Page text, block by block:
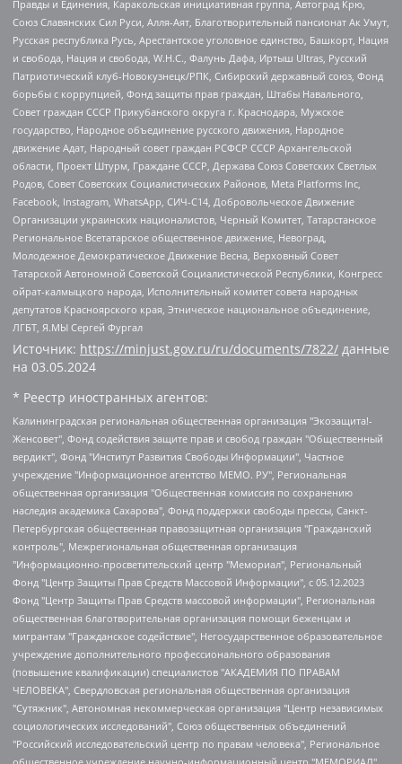
Правды и Единения, Каракольская инициативная группа, Автоград Крю,
Союз Славянских Сил Руси, Алля-Аят, Благотворительный пансионат Ак Умут,
Русская республика Русь, Арестантское уголовное единство, Башкорт, Нация
и свобода, Нация и свобода, W.H.С., Фалунь Дафа, Иртыш Ultras, Русский
Патриотический клуб-Новокузнецк/РПК, Сибирский державный союз, Фонд
борьбы с коррупцией, Фонд защиты прав граждан, Штабы Навального,
Совет граждан СССР Прикубанского округа г. Краснодара, Мужское
государство, Народное объединение русского движения, Народное
движение Адат, Народный совет граждан РСФСР СССР Архангельской
области, Проект Штурм, Граждане СССР, Держава Союз Советских Светлых
Родов, Совет Советских Социалистических Районов, Meta Platforms Inc,
Facebook, Instagram, WhatsApp, СИЧ-С14, Добровольческое Движение
Организации украинских националистов, Черный Комитет, Татарстанское
Региональное Всетатарское общественное движение, Невоград,
Молодежное Демократическое Движение Весна, Верховный Совет
Татарской Автономной Советской Социалистической Республики, Конгресс
ойрат-калмыцкого народа, Исполнительный комитет совета народных
депутатов Красноярского края, Этническое национальное объединение,
ЛГБТ, Я.МЫ Сергей Фургал
Источник: https://minjust.gov.ru/ru/documents/7822/ данные
на 03.05.2024
* Реестр иностранных агентов:
Калининградская региональная общественная организация "Экозащита!-Женсовет", Фонд содействия защите прав и свобод граждан "Общественный вердикт", Фонд "Институт Развития Свободы Информации", Частное учреждение "Информационное агентство МЕМО. РУ", Региональная общественная организация "Общественная комиссия по сохранению наследия академика Сахарова", Фонд поддержки свободы прессы, Санкт-Петербургская общественная правозащитная организация "Гражданский контроль", Межрегиональная общественная организация "Информационно-просветительский центр "Мемориал", Региональный Фонд "Центр Защиты Прав Средств Массовой Информации", с 05.12.2023 Фонд "Центр Защиты Прав Средств массовой информации", Региональная общественная благотворительная организация помощи беженцам и мигрантам "Гражданское содействие", Негосударственное образовательное учреждение дополнительного профессионального образования (повышение квалификации) специалистов "АКАДЕМИЯ ПО ПРАВАМ ЧЕЛОВЕКА", Свердловская региональная общественная организация "Сутяжник", Автономная некоммерческая организация "Центр независимых социологических исследований", Союз общественных объединений "Российский исследовательский центр по правам человека", Региональное общественное учреждение научно-информационный центр "МЕМОРИАЛ", Некоммерческая организация "Фонд защиты гласности", Автономная некоммерческая организация "Институт прав человека", Городская общественная организация "Екатеринбургское общество "МЕМОРИАЛ", Городская общественная организация "Рязанское историко-просветительское и правозащитное общество "Мемориал" (Рязанский Мемориал), Челябинский региональный орган общественной самодеятельности – женское общественное объединение "Женщины Евразии", Челябинский региональный орган общественной самодеятельности "Уральская правозащитная группа", Фонд содействия защите здоровья и социальной справедливости имени Андрея Рылькова, Автономная Некоммерческая Организация "Аналитический Центр Юрия Левады", Автономная некоммерческая организация социальной поддержки населения "Проект Апрель", Региональная общественная организация помощи женщинам и детям, находящимся в кризисной ситуации "Информационно-методический центр "Анна", Фонд содействия развитию массовых коммуникаций и правовому просвещению "Так-так-Так", Фонд содействия устойчивому развитию "Серебряная тайга", Свердловский региональный общественный фонд социальных проектов "Новое время", "Idel.Реалии", Кавказ.Реалии, Крым.Реалии, Телеканал Настоящее Время, Татаро-башкирская служба Радио Свобода (Azatliq Radiosi), Радио Свободная Европа/Радио Свобода (PCE/PC), "Сибирь.Реалии", "Фактограф", Благотворительный фонд помощи осужденным и их семьям, Автономная некоммерческая организация "Институт глобализации и социальных движений", Фонд "В защиту прав заключенных", Частное учреждение "Центр поддержки и содействия развитию средств массовой информации", Пензенский региональный общественный благотворительный фонд "Гражданский союз", "Север.Реалии", Некоммерческая организация Фонд "Правовая инициатива", Общество с ограниченной ответственностью "Радио Свободная Европа/Радио Свобода", Чешское информационное агентство "MEDIUM-ORIENT", Красноярская региональная общественная организация "Мы против СПИДа", Камалягин Денис Николаевич, Маркелов Сергей Евгеньевич, Пономарев Лев Александрович, Савицкая Людмила Алексеевна, Автономная некоммерческая организация "Центр по работе с проблемой насилия "НАСИЛИЮ.НЕТ", Межрегиональный профессиональный союз работников здравоохранения "Альянс врачей", Юридическое лицо, зарегистрированное в Латвийской Республике, SIA "Medusa Project" (регистрационный номер 40103797863, дата регистрации 10.06.2014), Некоммерческая организация "Фонд по борьбе с коррупцией", Автономная некоммерческая организация "Институт права и публичной политики", Баданин Роман Сергеевич, Гликин Максим Александрович, Железнова Мария Михайловна, Лукьянова Юлия Сергеевна, Маетная Елизавета Витальевна, Маняхин Петр Борисович, Чуракова Ольга Владимировна, Ярош Юлия Петровна, Юридическое лицо "The Insider SIA", зарегистрированное в Риге, Латвийская Республика (дата регистрации 26.06.2015), являющееся администратором доменного имени интернет-издания "The Insider SIA", https://theins.ru, Постернак Алексей Евгеньевич, Рубин Михаил Аркадьевич, Анин Роман Александрович, Юридическое лицо Istories fonds, зарегистрированное в Латвийской Республике (регистрационный номер 50008295751, дата регистрации 24.02.2020), Великовский Дмитрий Александрович, Долинина Ирина Николаевна, Мароховская Алеся Алексеевна, Шлейнов Роман Юрьевич, Шмагун Олеся Валентиновна, Общество с ограниченной ответственностью "Альтаир 2021", Общество с ограниченной ответственностью "Вега 2021", Общество с ограниченной ответственностью "Главный редактор 2021", Общество с ограниченной ответственностью "Ромашки монолит", Важенков Артем Валерьевич, Ивановская областная общественная организация "Центр гендерных исследований", Гурман Юрий Альбертович, Медиапроект "ОВД-Инфо", Егоров Владимир Владимирович, Жилинский Владимир Александрович, Общество с ограниченной ответственностью "ЗП", Иванова София Юрьевна, Карезина Инна Павловна, Кильтау Екатерина Викторовна, Петров Алексей Викторович, Пискунов Сергей Евгеньевич, Смирнов Сергей Сергеевич, Тихонов Михаил Сергеевич, Общество с ограниченной ответственностью "ЖУРНАЛИСТ-ИНОСТРАННЫЙ АГЕНТ", Арапова Галина Юрьевна, Вольтская Татьяна Анатольевна, Американская компания "Mason G.E.S. Anonymous Foundation" (США), являющаяся владельцем интернет-издания https://mnews.world/, Компания "Stichting Bellingcat", зарегистрированная в Нидерландах (дата регистрации 11.07.2018), Захаров Андрей Вячеславович, Клепиковская Екатерина Дмитриевна, Общество с ограниченной ответственностью "МЕМО", Перл Роман Александрович, Симонов Евгений Алексеевич, Соловьева Елена Анатольевна, Сотников Даниил Владимирович, Сурначева Елизавета Дмитриевна, Автономная некоммерческая организация по защите прав человека и информированию населения "Якутия – Наше Мнение", Общество с ограниченной ответственностью "Москоу диджитал медиа", с 26.01.2023 Общество с ограниченной ответственностью "Чайка Белые сады", Ветошкина Валерия Валерьевна, Заговора Максим Александрович, Межрегиональное общественное движение "Российская ЛГБТ - сеть", Оленичев Максим Владимирович, Павлов Иван Юрьевич, Скворцова Елена Сергеевна, Общество с ограниченной ответственностью "Как бы инагент", Кочетков Игорь Викторович, Общество с ограниченной ответственностью "Честные выборы", Еланчик Олег Александрович, Общество с ограниченной ответственностью "Нобелевский призыв", Гималова Регина Эмилевна, Григорьев Андрей Валерьевич, Григорьева Алина Александровна, Ассоциация по содействию защите прав призывников, альтернативнослужащих и военнослужащих "Правозащитная группа "Гражданин.Армия.Право", Хисамова Регина Фаритовна, Автономная некоммерческая организация по реализации социально-правовых программ "Лилит", Дальневосточное общественное движение "Маяк", Санкт-Петербургская ЛГБТ-инициативная группа "Выход", Инициативная группа ЛГБТ+ "Реверс", Алексеев Андрей Викторович, Бекбулатова Таисия Львовна, Беляев Иван Михайлович, Владыкина Елена Сергеевна, Гельман Марат Александрович, Никульшина Вероника Юрьевна, Толоконникова Надежда Андреевна, Шендерович Виктор Анатольевич, Общество с ограниченной ответственностью "Данное сообщение", Общество с ограниченной ответственностью Издательский дом "Новая глава", Айнбиндер Александра Александровна, Московский комьюнити-центр для ЛГБТ+инициатив, Благотворительный фонд развития филантропии, Deutsche Welle (Германия, Kurt-Schumacher-Strasse 3, 53113 Bonn), Борзунова Мария Михайловна, Воробьев Виктор Викторович, Голубева Анна Львовна, Константинова Алла Михайловна, Малкова Ирина Владимировна, Мурадов Мурад Абдулгалимович, Осетинская Елизавета Николаевна, Понасенков Евгений Николаевич, Ганапольский Матвей Юрьевич, Киселев Евгений Алексеевич, Борухович Ирина Григорьевна, Дремин Иван Тимофеевич, Дубровский Дмитрий Викторович, Красноярская региональная общественная организация поддержки и развития альтернативных образовательных технологий и межкультурных коммуникаций "ИНТЕРРА", Маяковская Екатерина Алексеевна, Фейгин Марк Захарович, Филимонов Андрей Викторович, Дзугкоева Регина Николаевна, Доброхотов Роман Александрович, Дудь Юрий Александрович, Елкин Сергей Владимирович, Кругликов Кирилл Игоревич, Сабунаева Мария Леонидовна, Семенов Алексей Владимирович, Шаинян Карен Багратович, Шульман Екатерина Михайловна, Асафьев Артур Валерьевич, Вахштайн Виктор Семенович, Венедиктов Алексей Алексеевич, Лушникова Екатерина Евгеньевна, Волков Леонид Михайлович, Невзоров Александр Глебович, Пархоменко Сергей Борисович, Сироткин Ярослав Николаевич, Кара-Мурза Владимир Владимирович, Баранова Наталья Владимировна, Гозман Леонид Яковлевич, Кагарлицкий Борис Юльевич, Климарев Михаил Валерьевич, Милов Владимир Станиславович, Автономная некоммерческая организация Краснодарский центр современного искусства "Типография", Моргенштерн Алишер Тагирович, Соболь Любовь Эдуардовна, Общество с ограниченной ответственностью "ЛИЗА НОРМ", Каспаров Гарри Кимович, Ходорковский Михаил Борисович, Общество с ограниченной ответственностью "Апрельские тезисы", Данилович Ирина Брониславовна, Кашин Олег Владимирович, Петров Николай Владимирович, Пивоваров Алексей Владимирович, Соколов Михаил Владимирович, Цветкова Юлия Владимировна, Чичваркин Евгений Александрович, Комитет против пыток/Команда против пыток, Общество с ограниченной ответственностью "Первый научный", Общество с ограниченной ответственностью "Вертолет и ко", Белоцерковская Вероника Борисовна, Кац Максим Евгеньевич, Лазарева Татьяна Юрьевна, Шаведдинов Руслан Табризович, Яшин Илья Валерьевич, Общество с ограниченной ответственностью "Иноагент ААВ", Алешковский Дмитрий Петрович, Альбац Евгения Марковна, Быков Дмитрий Львович, Галямина Юлия Евгеньевна, Лойко Сергей Леонидович, Мартынов Кирилл Константинович, Медведев Сергей Александрович, Крашенинников Федор Геннадиевич, Гордеева Катерина Вл